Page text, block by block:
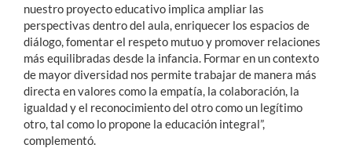
nuestro proyecto educativo implica ampliar las
perspectivas dentro del aula, enriquecer los espacios de
diálogo, fomentar el respeto mutuo y promover relaciones
más equilibradas desde la infancia. Formar en un contexto
de mayor diversidad nos permite trabajar de manera más
directa en valores como la empatía, la colaboración, la
igualdad y el reconocimiento del otro como un legítimo
otro, tal como lo propone la educación integral”,
complementó.